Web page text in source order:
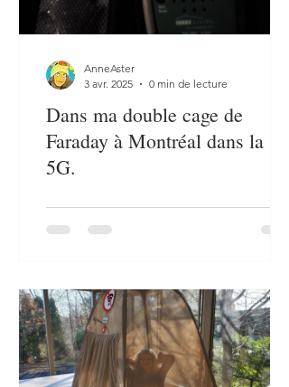
Dans ma double cage de
Faraday à Montréal dans la
5G.
AnneAster
3 avr. 2025
0 min de lecture